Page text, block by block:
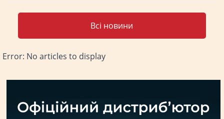
Всі новини
Error: No articles to display